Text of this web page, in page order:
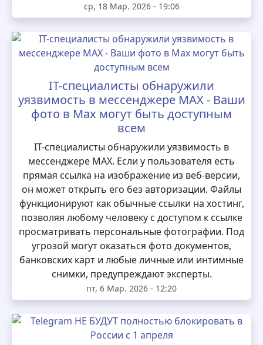
ср, 18 Мар. 2026 - 19:06
IT-специалисты обнаружили
уязвимость в мессенджере MAX - Ваши
фото в Max могут быть доступным
всем
IT-специалисты обнаружили уязвимость в
мессенджере MAX. Если у пользователя есть
прямая ссылка на изображение из веб-версии,
он может открыть его без авторизации. Файлы
функционируют как обычные ссылки на хостинг,
позволяя любому человеку с доступом к ссылке
просматривать персональные фотографии. Под
угрозой могут оказаться фото документов,
банковских карт и любые личные или интимные
снимки, предупреждают эксперты.
пт, 6 Мар. 2026 - 12:20